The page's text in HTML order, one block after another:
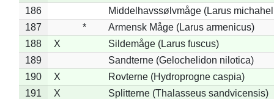
186
Middelhavssølvmåge (Larus
187
*
Armensk Måge (Larus armenicus)
188
X
Sildemåge (Larus fuscus)
189
Sandterne (Gelochelidon nilotica)
190
X
Rovterne (Hydroprogne caspia)
191
X
Splitterne (Thalasseus sandvicensis)